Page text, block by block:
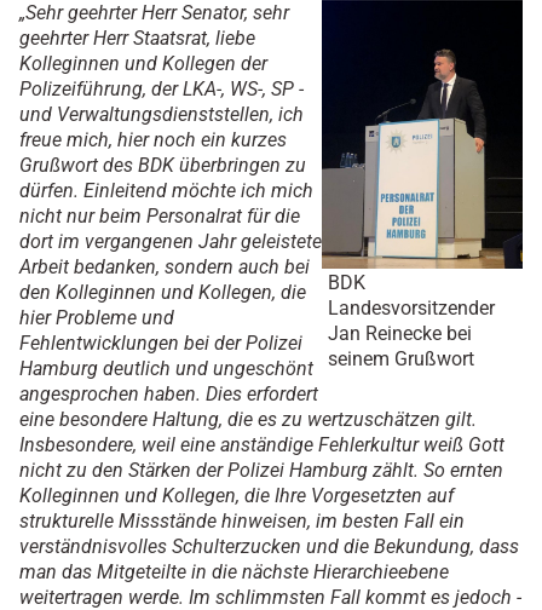
BDK
Landesvorsitzender
Jan Reinecke bei
seinem Grußwort
„Sehr geehrter Herr Senator, sehr
geehrter Herr Staatsrat, liebe
Kolleginnen und Kollegen der
Polizeiführung, der LKA-, WS-, SP -
und Verwaltungsdienststellen, ich
freue mich, hier noch ein kurzes
Grußwort des BDK überbringen zu
dürfen. Einleitend möchte ich mich
nicht nur beim Personalrat für die
dort im vergangenen Jahr geleistete
Arbeit bedanken, sondern auch bei
den Kolleginnen und Kollegen, die
hier Probleme und
Fehlentwicklungen bei der Polizei
Hamburg deutlich und ungeschönt
angesprochen haben. Dies erfordert
eine besondere Haltung, die es zu wertzuschätzen gilt.
Insbesondere, weil eine anständige Fehlerkultur weiß Gott
nicht zu den Stärken der Polizei Hamburg zählt. So ernten
Kolleginnen und Kollegen, die Ihre Vorgesetzten auf
strukturelle Missstände hinweisen, im besten Fall ein
verständnisvolles Schulterzucken und die Bekundung, dass
man das Mitgeteilte in die nächste Hierarchieebene
weitertragen werde. Im schlimmsten Fall kommt es jedoch -